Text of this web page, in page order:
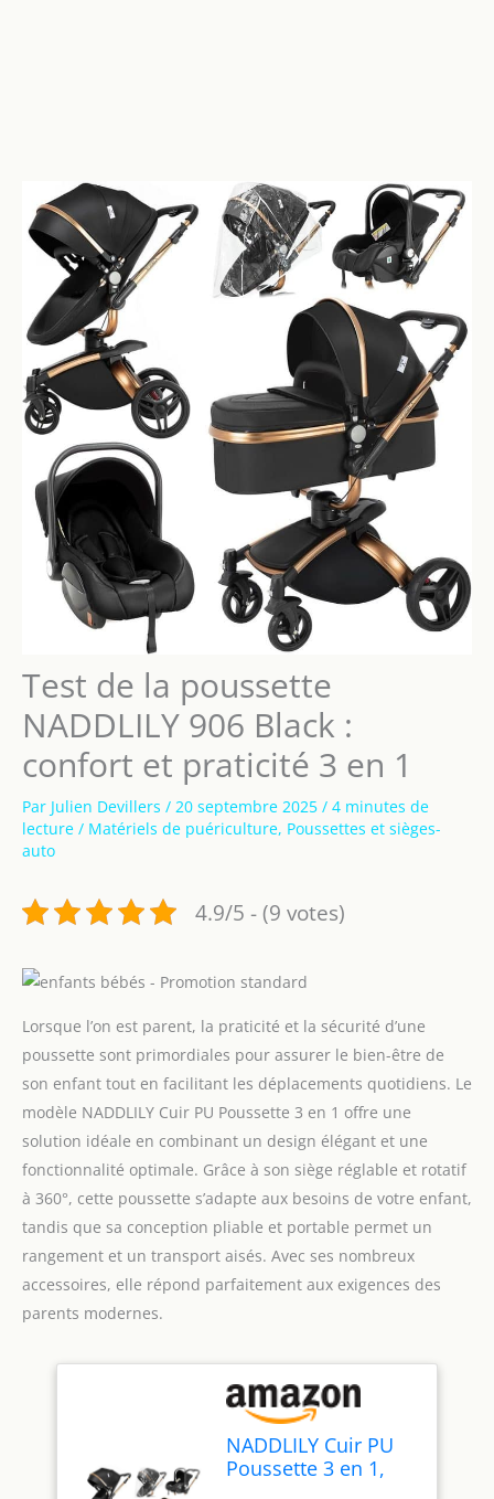
Test de la poussette
NADDLILY 906 Black :
confort et praticité 3 en 1
Par Julien Devillers / 20 septembre 2025 / 4 minutes de
lecture / Matériels de puériculture, Poussettes et sièges-
auto
4.9/5 - (9 votes)
Lorsque l’on est parent, la praticité et la sécurité d’une
poussette sont primordiales pour assurer le bien-être de
son enfant tout en facilitant les déplacements quotidiens. Le
modèle NADDLILY Cuir PU Poussette 3 en 1 offre une
solution idéale en combinant un design élégant et une
fonctionnalité optimale. Grâce à son siège réglable et rotatif
à 360°, cette poussette s’adapte aux besoins de votre enfant,
tandis que sa conception pliable et portable permet un
rangement et un transport aisés. Avec ses nombreux
accessoires, elle répond parfaitement aux exigences des
parents modernes.
NADDLILY Cuir PU
Poussette 3 en 1,